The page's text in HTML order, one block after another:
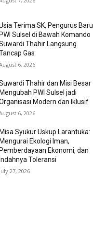
Terima SK, Pengurus Baru
PWI Sulsel di Bawah Komando
Thahir Langsung
Gas
6, 2026
Thahir dan Misi Besar
Mengubah PWI Sulsel jadi
Modern dan Iklusif
6, 2026
Misa Syukur Uskup Larantuka:
Mengurai Ekologi Iman,
Pemberdayaan Ekonomi, dan
Indahnya Toleransi
July 27, 2026